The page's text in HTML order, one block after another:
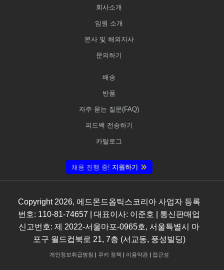
회사소개
임원 소개
본사 및 해외지사
문의하기
배송
반품
자주 묻는 질문(FAQ)
피드백 전송하기
카탈로그
채용 진행 중! 지원하기
Copyright 2026, 에드몬드옵틱스코리아 사업자 등록
번호: 110-81-74657 | 대표이사: 이준호 | 통신판매업
신고번호: 제 2022-서울마포-0965호, 서울특별시 마
포구 월드컵북로 21, 7층 (서교동, 풍성빌딩)
개인정보취급방침 | 쿠키 정책 | 이용약관| 접근성